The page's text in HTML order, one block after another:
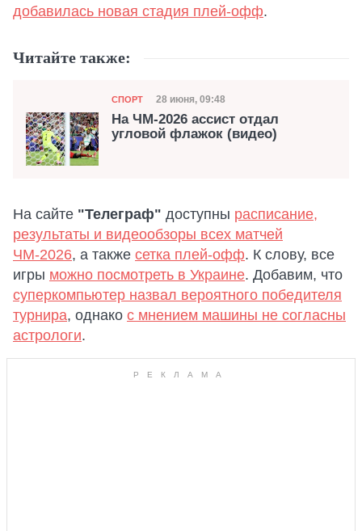
добавилась новая стадия плей-офф.
Читайте также:
Категория
СПОРТ Дата публикации
28 июня, 09:48
На ЧМ-2026 ассист отдал
угловой флажок (видео)
На сайте "Телеграф" доступны расписание,
результаты и видеообзоры всех матчей
ЧМ-2026, а также сетка плей-офф. К слову, все
игры можно посмотреть в Украине. Добавим, что
суперкомпьютер назвал вероятного победителя
турнира, однако с мнением машины не согласны
астрологи.